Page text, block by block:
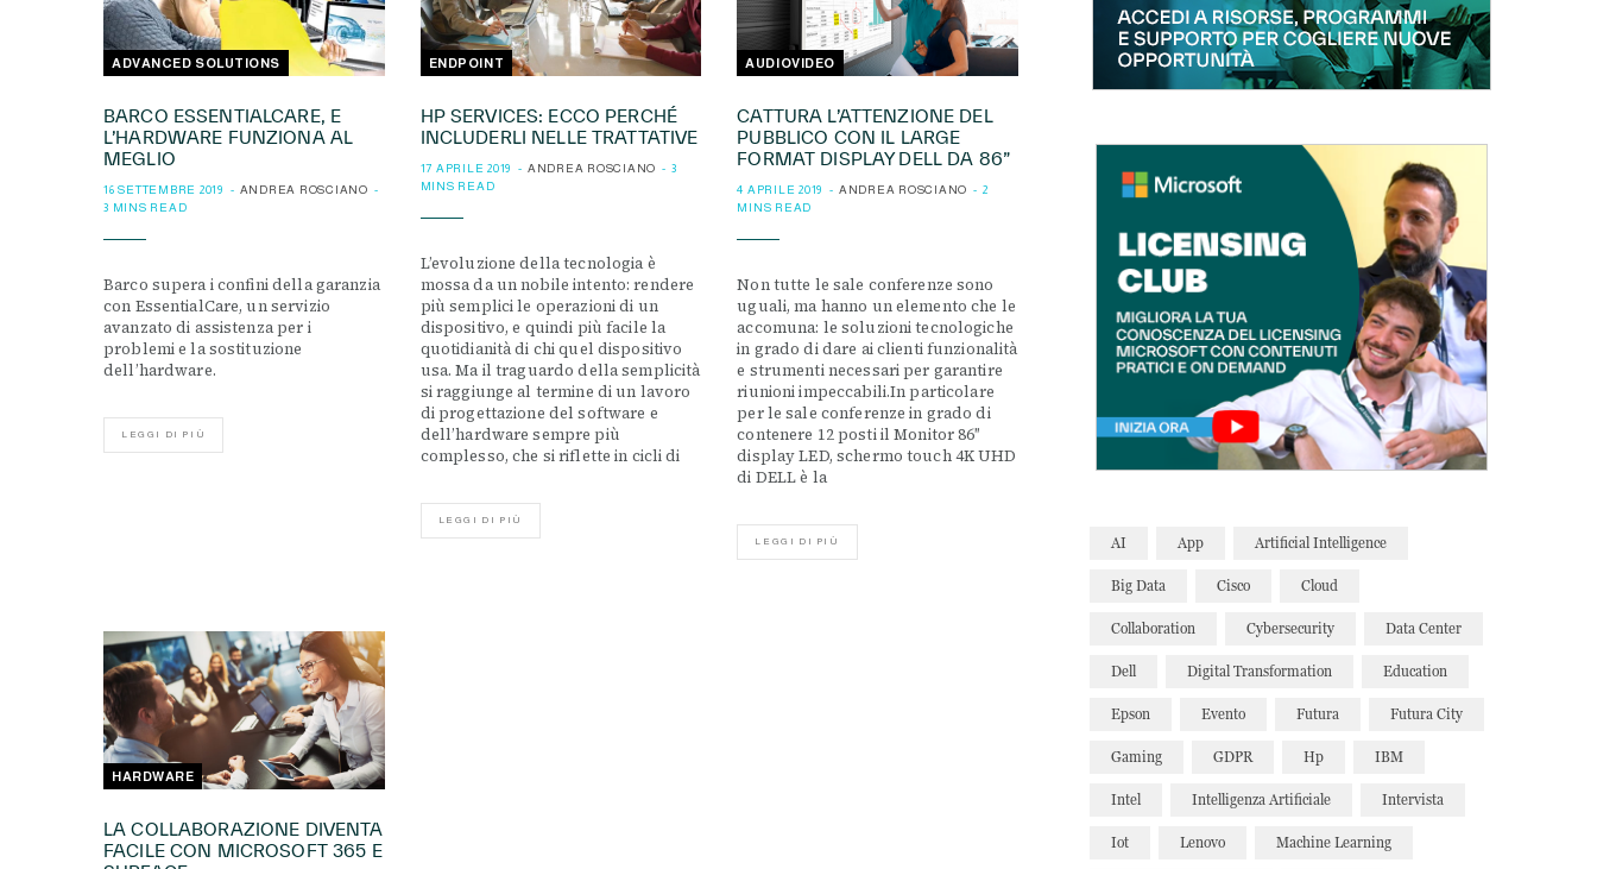
ADVANCED SOLUTIONS
BARCO ESSENTIALCARE, E
L’HARDWARE FUNZIONA AL
MEGLIO
16 SETTEMBRE 2019
ANDREA ROSCIANO
3 MINS READ
Barco supera i confini della garanzia
con EssentialCare, un servizio
avanzato di assistenza per i
problemi e la sostituzione
dell’hardware.
LEGGI DI PIÙ
ENDPOINT
HP SERVICES: ECCO PERCHÉ
INCLUDERLI NELLE TRATTATIVE
17 APRILE 2019 ANDREA ROSCIANO
3
MINS READ
L’evoluzione della tecnologia è
mossa da un nobile intento: rendere
più semplici le operazioni di un
dispositivo, e quindi più facile la
quotidianità di chi quel dispositivo
usa. Ma il traguardo della semplicità
si raggiunge al termine di un lavoro
di progettazione del software e
dell’hardware sempre più
complesso, che si riflette in cicli di
LEGGI DI PIÙ
AUDIOVIDEO
CATTURA L’ATTENZIONE DEL
PUBBLICO CON IL LARGE
FORMAT DISPLAY DELL DA 86”
4 APRILE 2019 ANDREA ROSCIANO
2
MINS READ
Non tutte le sale conferenze sono
uguali, ma hanno un elemento che le
accomuna: le soluzioni tecnologiche
in grado di dare ai clienti funzionalità
e strumenti necessari per garantire
riunioni impeccabili.In particolare
per le sale conferenze in grado di
contenere 12 posti il Monitor 86″
display LED, schermo touch 4K UHD
di DELL è la
LEGGI DI PIÙ
HARDWARE
LA COLLABORAZIONE DIVENTA
FACILE CON MICROSOFT 365 E
AI App Artificial Intelligence
Big Data Cisco Cloud
Collaboration Cybersecurity Data Center
Dell Digital Transformation Education
Epson Evento Futura Futura City
Gaming GDPR Hp IBM
Intel Intelligenza Artificiale Intervista
Iot Lenovo Machine Learning